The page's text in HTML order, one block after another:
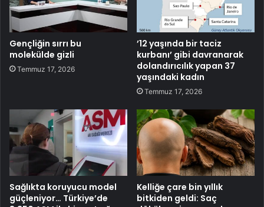
Gençliğin sırrı bu
molekülde gizli
Temmuz 17, 2026
’12 yaşında bir taciz
kurbanı’ gibi davranarak
dolandırıcılık yapan 37
yaşındaki kadın
Temmuz 17, 2026
Sağlıkta koruyucu model
güçleniyor… Türkiye’de
Kelliğe çare bin yıllık
bitkiden geldi: Saç